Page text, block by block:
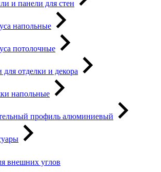
и панели для стен
напольные
потолочные
для отделки и декора
напольные
профиль алюминиевый
внешних углов